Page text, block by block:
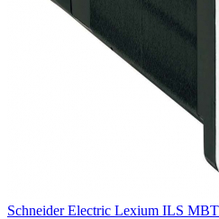
Schneider Electric Lexium ILS